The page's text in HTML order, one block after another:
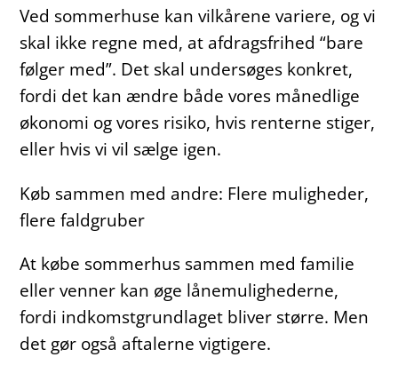
Ved sommerhuse kan vilkårene variere, og vi
skal ikke regne med, at afdragsfrihed “bare
følger med”. Det skal undersøges konkret,
fordi det kan ændre både vores månedlige
økonomi og vores risiko, hvis renterne stiger,
eller hvis vi vil sælge igen.
Køb sammen med andre: Flere muligheder,
flere faldgruber
At købe sommerhus sammen med familie
eller venner kan øge lånemulighederne,
fordi indkomstgrundlaget bliver større. Men
det gør også aftalerne vigtigere.